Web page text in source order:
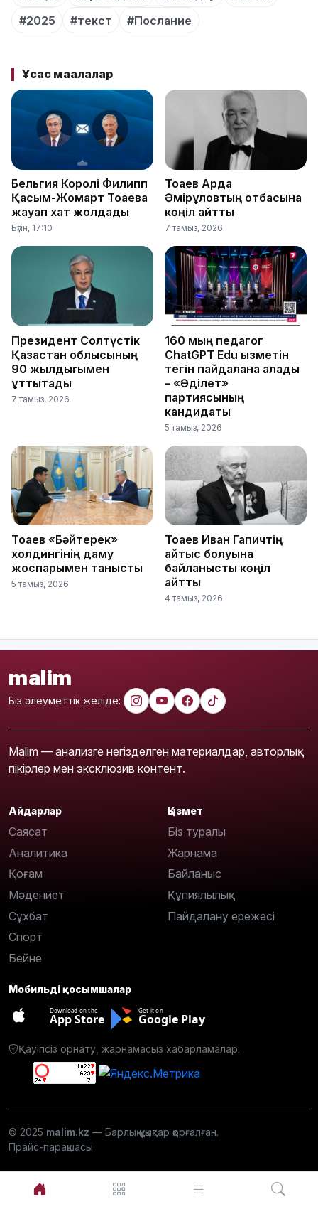
#2025
#текст #Послание
Ұқсас мақалалар
Бельгия Королі Филипп
Қасым-Жомарт Тоқаевқа
жауап хат жолдады
Бүгін, 17:10
Тоқаев Ардақ
Әмірқұловтың отбасына
көңіл айтты
7 тамыз, 2026
Президент Солтүстік
Қазақстан облысының
90 жылдығымен
құттықтады
7 тамыз, 2026
160 мың педагог
ChatGPT Edu қызметін
тегін пайдалана алады
– «Әділет»
партиясының
кандидаты
5 тамыз, 2026
Тоқаев «Бәйтерек»
холдингінің даму
жоспарымен танысты
5 тамыз, 2026
Тоқаев Иван Гапичтің
қайтыс болуына
байланысты көңіл
айтты
4 тамыз, 2026
malim
Біз әлеуметтік желіде:
Malim — анализге негізделген материалдар, авторлық
пікірлер мен эксклюзив контент.
Айдарлар
Саясат
Аналитика
Қоғам
Мәдениет
Сұхбат
Спорт
Бейне
Қызмет
Біз туралы
Жарнама
Байланыс
Құпиялылық
Пайдалану ережесі
Мобильді қосымшалар
Download on the
App Store
Get it on
Google Play
Қауіпсіз орнату, жарнамасыз хабарламалар.
© 2025 malim.kz — Барлық құқықтар қорғалған.
Прайс-парақшасы